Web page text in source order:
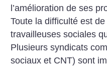
l’amélioration de ses
Toute la difficulté est
travailleuses sociales
Plusieurs syndicats
sociaux et CNT) sont